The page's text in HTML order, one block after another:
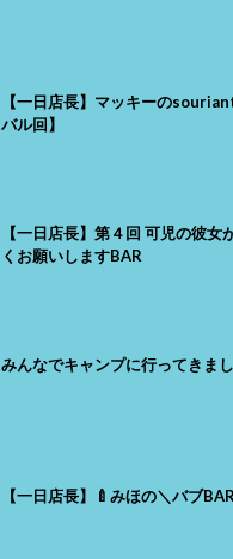
【一日店長】マッキーの
バル回】
【一日店長】第４回 可児の彼女
くお願いしますBAR
みんなでキャンプに行ってきま
【一日店長】🍼みほの＼バブ